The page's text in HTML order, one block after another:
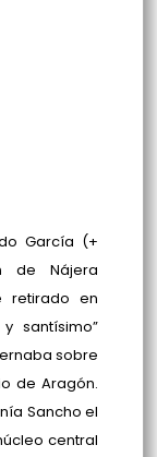
García (+
de Nájera
retirado en
santísimo”
sobre
de Aragón.
Sancho el
central